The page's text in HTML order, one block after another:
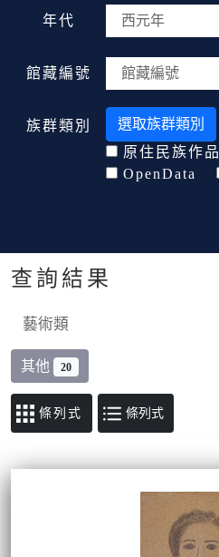
年代
館藏編號
族群類別
選取族群類別
原住民族作品
OpenData
查詢結果
藝術類
其他 20
條列式